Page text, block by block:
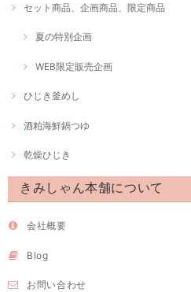
セット商品、企画商品、限定商品
夏の特別企画
WEB限定販売企画
ひじき釜めし
酒粕海鮮鍋つゆ
乾燥ひじき
きみしゃん本舗について
会社概要
Blog
お問い合わせ